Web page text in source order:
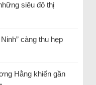
siêu đô thị
càng thu hẹp
Hằng khiến gần